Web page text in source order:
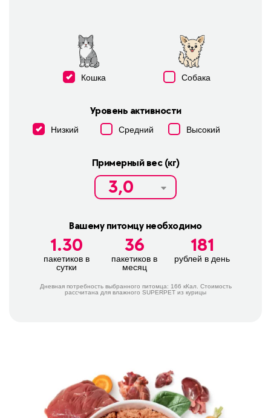
Кошка Собака
Уровень активности
Низкий Средний Высокий
Примерный вес (кг)
Вашему питомцу необходимо
1.30
пакетиков в
сутки
36
пакетиков в
месяц
181
рублей в день
Дневная потребность выбранного питомца: 166 кКал. Стоимость
расcчитана для влажного SUPERPET из курицы